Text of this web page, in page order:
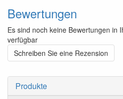
Produkte
Bewertungen
Es sind noch keine Bewertungen in
verfügbar
Schreiben Sie eine Rezension